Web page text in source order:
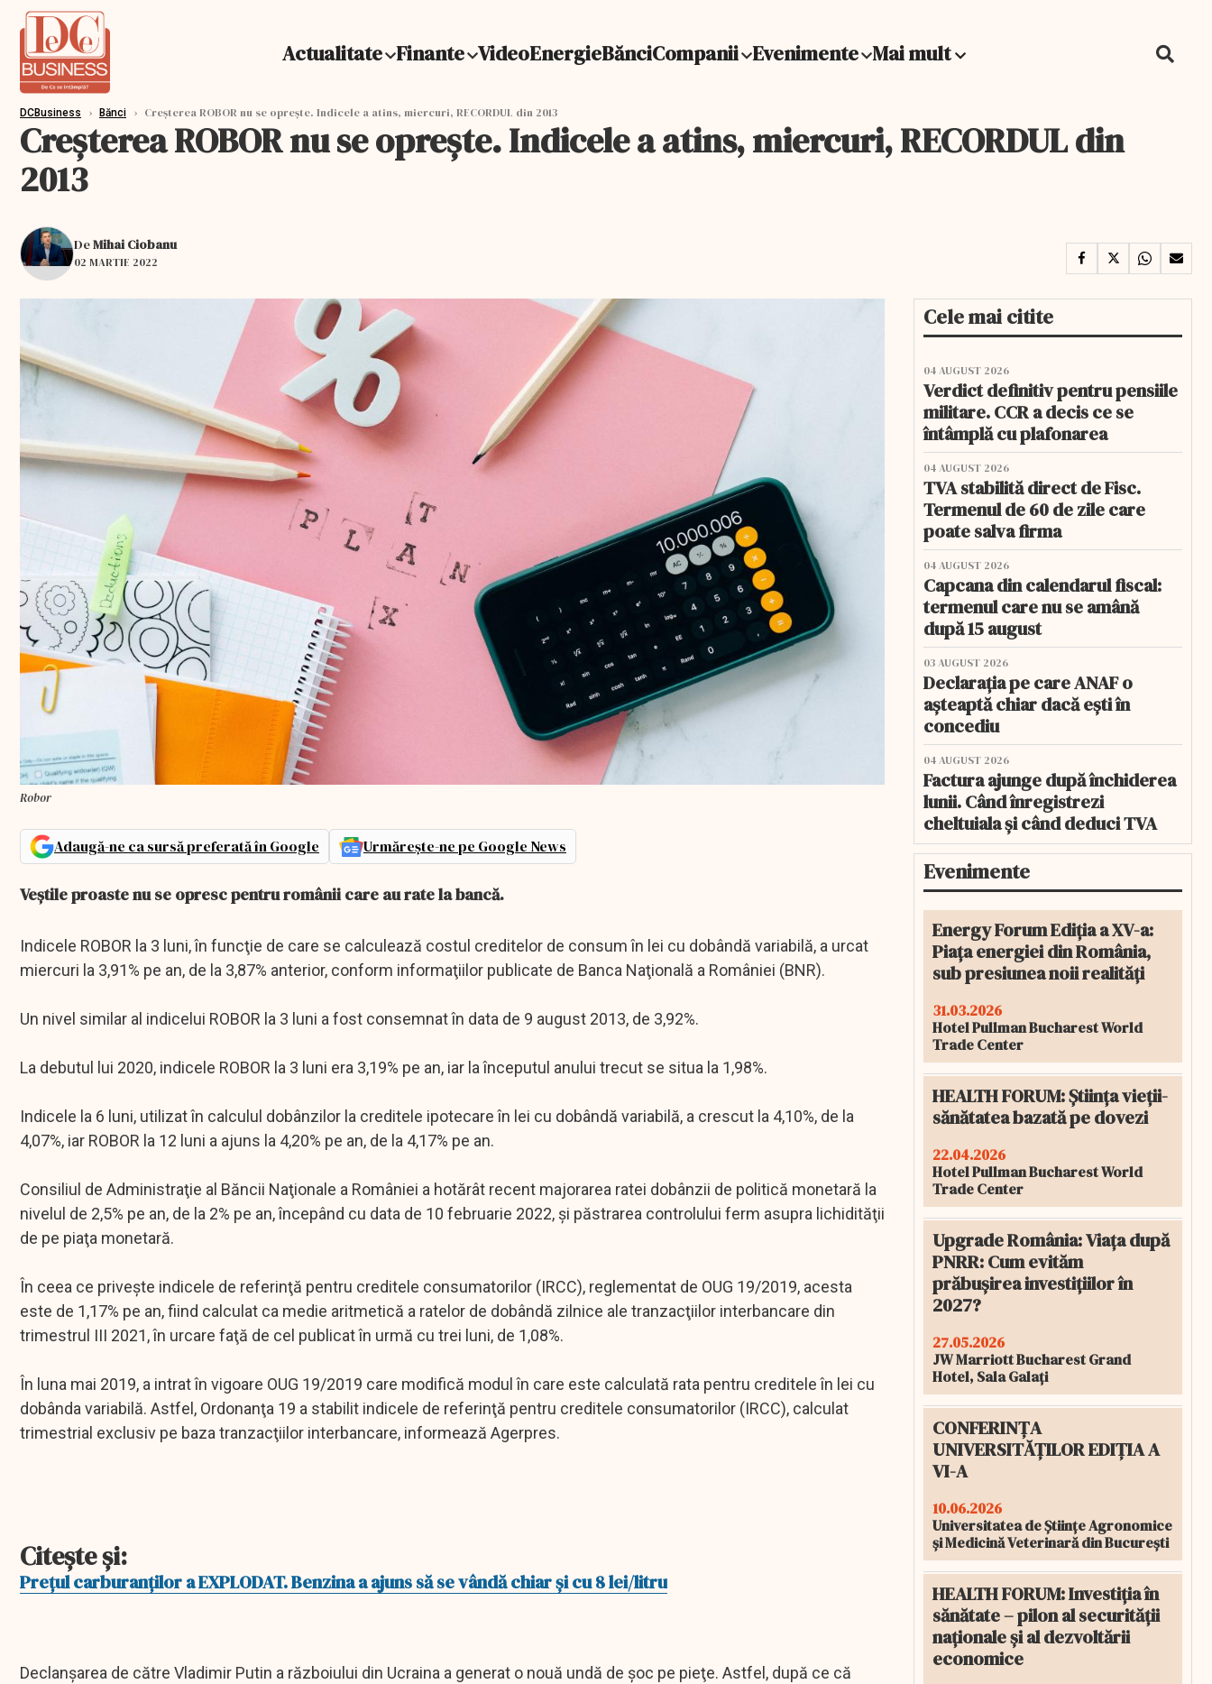
Actualitate Finante VideoEnergieBănciCompanii Evenimente Mai mult
DCBusiness › Bănci › Creşterea ROBOR nu se opreşte. Indicele a atins, miercuri, RECORDUL din 2013
Creşterea ROBOR nu se opreşte. Indicele a atins, miercuri, RECORDUL din
2013
DeMihai Ciobanu
02 MARTIE 2022
Robor
Adaugă-ne ca sursă preferată în Google Urmărește-ne pe Google News
Veştile proaste nu se opresc pentru românii care au rate la bancă.
Indicele ROBOR la 3 luni, în funcţie de care se calculează costul creditelor de consum în lei cu dobândă variabilă, a urcat
miercuri la 3,91% pe an, de la 3,87% anterior, conform informaţiilor publicate de Banca Naţională a României (BNR).
Un nivel similar al indicelui ROBOR la 3 luni a fost consemnat în data de 9 august 2013, de 3,92%.
La debutul lui 2020, indicele ROBOR la 3 luni era 3,19% pe an, iar la începutul anului trecut se situa la 1,98%.
Indicele la 6 luni, utilizat în calculul dobânzilor la creditele ipotecare în lei cu dobândă variabilă, a crescut la 4,10%, de la
4,07%, iar ROBOR la 12 luni a ajuns la 4,20% pe an, de la 4,17% pe an.
Consiliul de Administraţie al Băncii Naţionale a României a hotărât recent majorarea ratei dobânzii de politică monetară la
nivelul de 2,5% pe an, de la 2% pe an, începând cu data de 10 februarie 2022, şi păstrarea controlului ferm asupra lichidităţii
de pe piaţa monetară.
În ceea ce priveşte indicele de referinţă pentru creditele consumatorilor (IRCC), reglementat de OUG 19/2019, acesta
este de 1,17% pe an, fiind calculat ca medie aritmetică a ratelor de dobândă zilnice ale tranzacţiilor interbancare din
trimestrul III 2021, în urcare faţă de cel publicat în urmă cu trei luni, de 1,08%.
În luna mai 2019, a intrat în vigoare OUG 19/2019 care modifică modul în care este calculată rata pentru creditele în lei cu
dobânda variabilă. Astfel, Ordonanţa 19 a stabilit indicele de referinţă pentru creditele consumatorilor (IRCC), calculat
trimestrial exclusiv pe baza tranzacţiilor interbancare, informează Agerpres.
Citeşte şi:
Preţul carburanţilor a EXPLODAT. Benzina a ajuns să se vândă chiar şi cu 8 lei/litru
Declanşarea de către Vladimir Putin a războiului din Ucraina a generat o nouă undă de şoc pe pieţe. Astfel, după ce că
Cele mai citite
04 AUGUST 2026
Verdict definitiv pentru pensiile
militare. CCR a decis ce se
întâmplă cu plafonarea
04 AUGUST 2026
TVA stabilită direct de Fisc.
Termenul de 60 de zile care
poate salva firma
04 AUGUST 2026
Capcana din calendarul fiscal:
termenul care nu se amână
după 15 august
03 AUGUST 2026
Declarația pe care ANAF o
așteaptă chiar dacă ești în
concediu
04 AUGUST 2026
Factura ajunge după închiderea
lunii. Când înregistrezi
cheltuiala și când deduci TVA
Evenimente
Energy Forum Ediția a XV-a:
Piața energiei din România,
sub presiunea noii realități
31.03.2026
Hotel Pullman Bucharest World
Trade Center
HEALTH FORUM: Știința vieții-
sănătatea bazată pe dovezi
22.04.2026
Hotel Pullman Bucharest World
Trade Center
Upgrade România: Viața după
PNRR: Cum evităm
prăbușirea investițiilor în
2027?
27.05.2026
JW Marriott Bucharest Grand
Hotel, Sala Galați
CONFERINȚA
UNIVERSITĂȚILOR EDIȚIA A
VI-A
10.06.2026
Universitatea de Științe Agronomice
și Medicină Veterinară din București
HEALTH FORUM: Investiția în
sănătate – pilon al securității
naționale și al dezvoltării
economice